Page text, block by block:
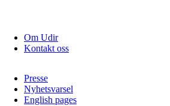
Om Udir
Kontakt oss
Presse
Nyhetsvarsel
English pages